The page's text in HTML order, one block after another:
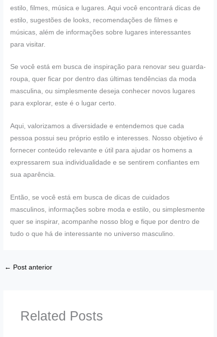
estilo, filmes, música e lugares. Aqui você encontrará dicas de
estilo, sugestões de looks, recomendações de filmes e
músicas, além de informações sobre lugares interessantes
para visitar.
Se você está em busca de inspiração para renovar seu guarda-
roupa, quer ficar por dentro das últimas tendências da moda
masculina, ou simplesmente deseja conhecer novos lugares
para explorar, este é o lugar certo.
Aqui, valorizamos a diversidade e entendemos que cada
pessoa possui seu próprio estilo e interesses. Nosso objetivo é
fornecer conteúdo relevante e útil para ajudar os homens a
expressarem sua individualidade e se sentirem confiantes em
sua aparência.
Então, se você está em busca de dicas de cuidados
masculinos, informações sobre moda e estilo, ou simplesmente
quer se inspirar, acompanhe nosso blog e fique por dentro de
tudo o que há de interessante no universo masculino.
← Post anterior
Related Posts